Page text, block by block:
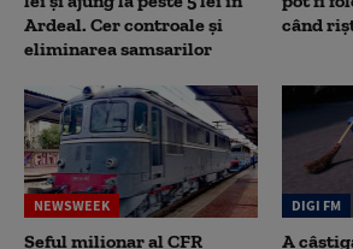
Ardeal. Cer controale și
eliminarea samsarilor
când
NEWSWEEK
Șeful milionar al CFR
DIGI FM
A